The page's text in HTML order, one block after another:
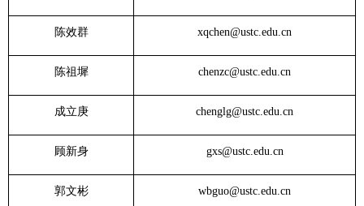
陈效群 xqchen@ustc.edu.cn
陈祖墀 chenzc@ustc.edu.cn
成立庚 chenglg@ustc.edu.cn
顾新身 gxs@ustc.edu.cn
郭文彬 wbguo@ustc.edu.cn